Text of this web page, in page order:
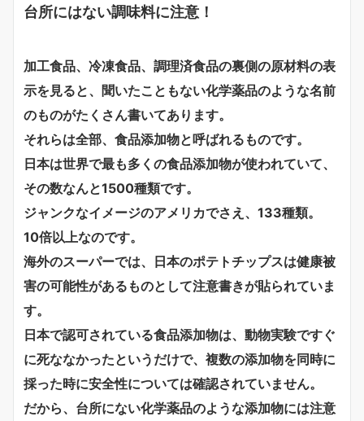
台所にはない調味料に注意！
加工食品、冷凍食品、調理済食品の裏側の原材料の表
示を見ると、聞いたこともない化学薬品のような名前
のものがたくさん書いてあります。
それらは全部、食品添加物と呼ばれるものです。
日本は世界で最も多くの食品添加物が使われていて、
その数なんと1500種類です。
ジャンクなイメージのアメリカでさえ、133種類。
10倍以上なのです。
海外のスーパーでは、日本のポテトチップスは健康被
害の可能性があるものとして注意書きが貼られていま
す。
日本で認可されている食品添加物は、動物実験ですぐ
に死ななかったというだけで、複数の添加物を同時に
採った時に安全性については確認されていません。
だから、台所にない化学薬品のような添加物には注意